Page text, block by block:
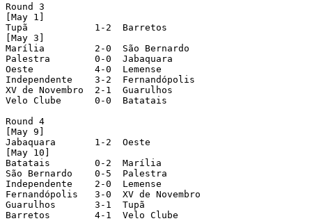
Round 3
[May 1]
Tupã            1-2  Barretos
[May 3]
Marília         2-0  São Bernardo
Palestra        0-0  Jabaquara
Oeste           4-0  Lemense
Independente    3-2  Fernandópolis
XV de Novembro  2-1  Guarulhos
Velo Clube      0-0  Batatais
Round 4
[May 9]
Jabaquara       1-2  Oeste
[May 10]
Batatais        0-2  Marília
São Bernardo    0-5  Palestra
Independente    2-0  Lemense
Fernandópolis   3-0  XV de Novembro
Guarulhos       3-1  Tupã
Barretos        4-1  Velo Clube